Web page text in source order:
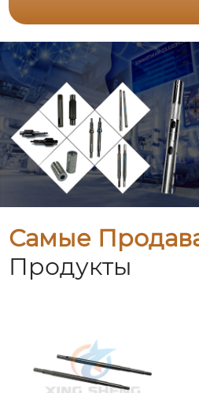
Самые
Продукты